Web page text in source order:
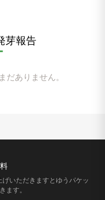
芽報告
だありません。
いただきますとゆうパケッ
ます。